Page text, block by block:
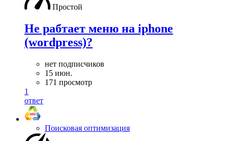
Простой
Не рабтает меню на iphone
(wordpress)?
нет подписчиков
15 июн.
171 просмотр
1
ответ
Поисковая оптимизация